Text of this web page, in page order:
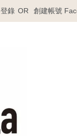
登錄 OR 創建帳號